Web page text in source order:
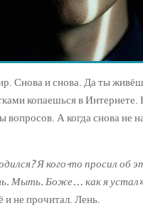
Снова и снова. Да ты
копаешься в
вопросов. А когда снова
Я кого-то просил об
Мыть. Боже… как я устал»
и не прочитал. Лень.